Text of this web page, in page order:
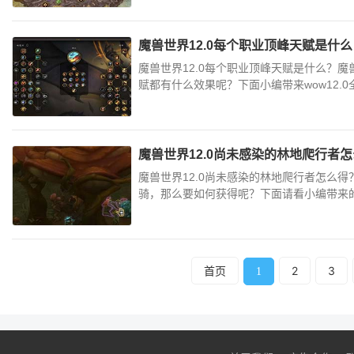
魔兽世界12.0每个职业顶峰天赋是什
魔兽世界12.0每个职业顶峰天赋是什么？
赋都有什么效果呢？下面小编带来
魔兽世界12.0尚未感染的林地爬行者
魔兽世界12.0尚未感染的林地爬行者怎么
骑，那么要如何获得呢？下面请看小编带
首页 1 2 3